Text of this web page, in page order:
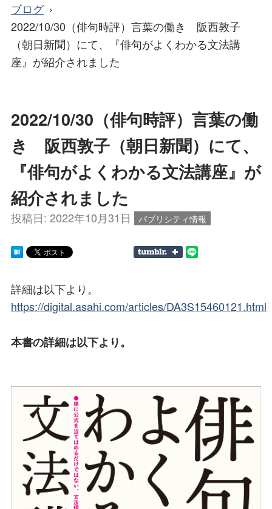
ブログ
2022/10/30（俳句時評）言葉の働き 阪西敦子
（朝日新聞）にて、『俳句がよくわかる文法講
座』が紹介されました
2022/10/30（俳句時評）言葉の働
き 阪西敦子（朝日新聞）にて、
『俳句がよくわかる文法講座』が
紹介されました
投稿日: 2022年10月31日 パブリシティ情報
詳細は以下より。
https://digital.asahi.com/articles/DA3S15460121.html
本書の詳細は以下より。